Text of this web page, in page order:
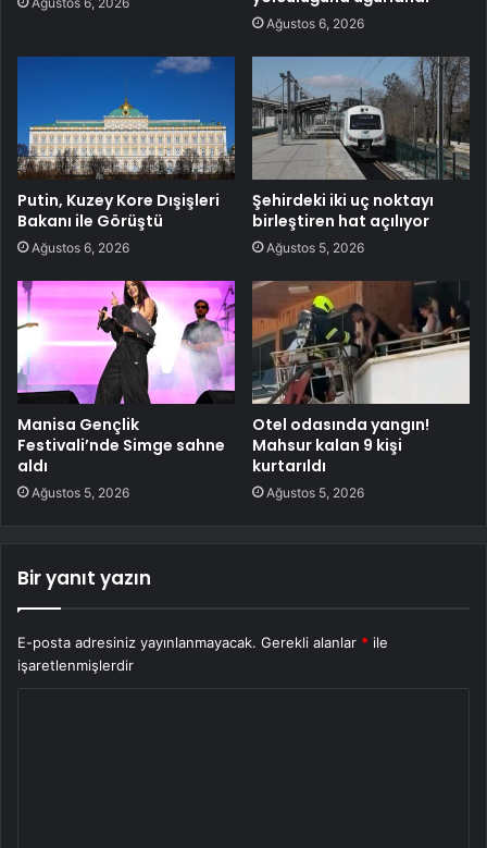
Ağustos 6, 2026
Putin, Kuzey Kore Dışişleri
Bakanı ile Görüştü
Ağustos 6, 2026
Şehirdeki iki uç noktayı
birleştiren hat açılıyor
Ağustos 5, 2026
Manisa Gençlik
Festivali’nde Simge sahne
aldı
Ağustos 5, 2026
Otel odasında yangın!
Mahsur kalan 9 kişi
kurtarıldı
Ağustos 5, 2026
Bir yanıt yazın
E-posta adresiniz yayınlanmayacak. Gerekli alanlar * ile
işaretlenmişlerdir